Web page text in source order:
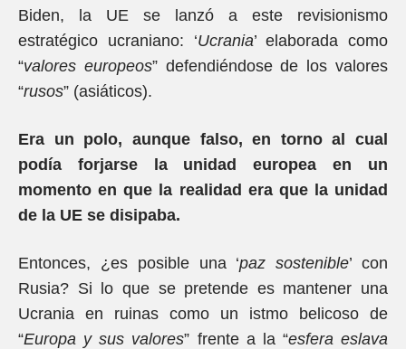
Biden, la UE se lanzó a este revisionismo
estratégico ucraniano: ‘Ucrania’ elaborada como
“valores europeos” defendiéndose de los valores
“rusos” (asiáticos).
Era un polo, aunque falso, en torno al cual
podía forjarse la unidad europea en un
momento en que la realidad era que la unidad
de la UE se disipaba.
Entonces, ¿es posible una ‘paz sostenible’ con
Rusia? Si lo que se pretende es mantener una
Ucrania en ruinas como un istmo belicoso de
“Europa y sus valores” frente a la “esfera eslava